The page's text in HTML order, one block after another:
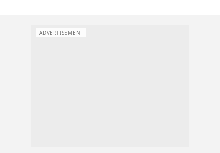
ADVERTISEMENT